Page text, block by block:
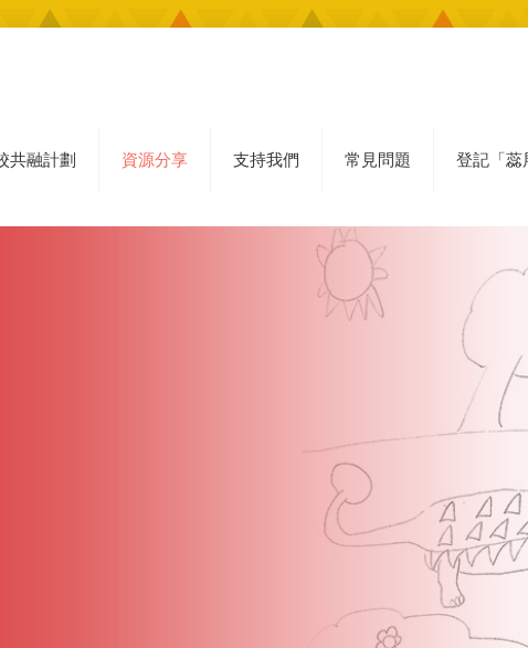
共融計劃 資源分享 支持我們 常見問題 登記「蕊